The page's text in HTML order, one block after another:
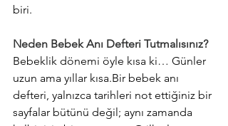
biri.
Neden Bebek Anı Defteri Tutmalısınız?
Bebeklik dönemi öyle kısa ki… Günler
uzun ama yıllar kısa.Bir bebek anı
defteri, yalnızca tarihleri not ettiğiniz bir
sayfalar bütünü değil; aynı zamanda